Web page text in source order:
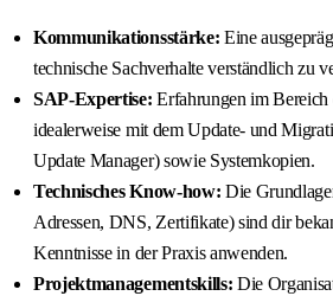
Kommunikationsstärke: Eine
technische Sachverhalte verständlich zu
SAP-Expertise: Erfahrungen im Bereich
idealerweise mit dem Update- und
Update Manager) sowie Systemkopien.
Technisches Know-how: Die
Adressen, DNS, Zertifikate) sind dir
Kenntnisse in der Praxis anwenden.
Projektmanagementskills: Die